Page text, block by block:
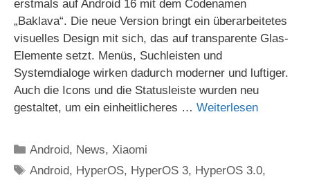
erstmals auf Android 16 mit dem Codenamen
„Baklava“. Die neue Version bringt ein überarbeitetes
visuelles Design mit sich, das auf transparente Glas-
Elemente setzt. Menüs, Suchleisten und
Systemdialoge wirken dadurch moderner und luftiger.
Auch die Icons und die Statusleiste wurden neu
gestaltet, um ein einheitlicheres … Weiterlesen
Kategorien
Android, News,Xiaomi
Schlagwörter
Android, HyperOS, HyperOS 3, HyperOS 3.0,